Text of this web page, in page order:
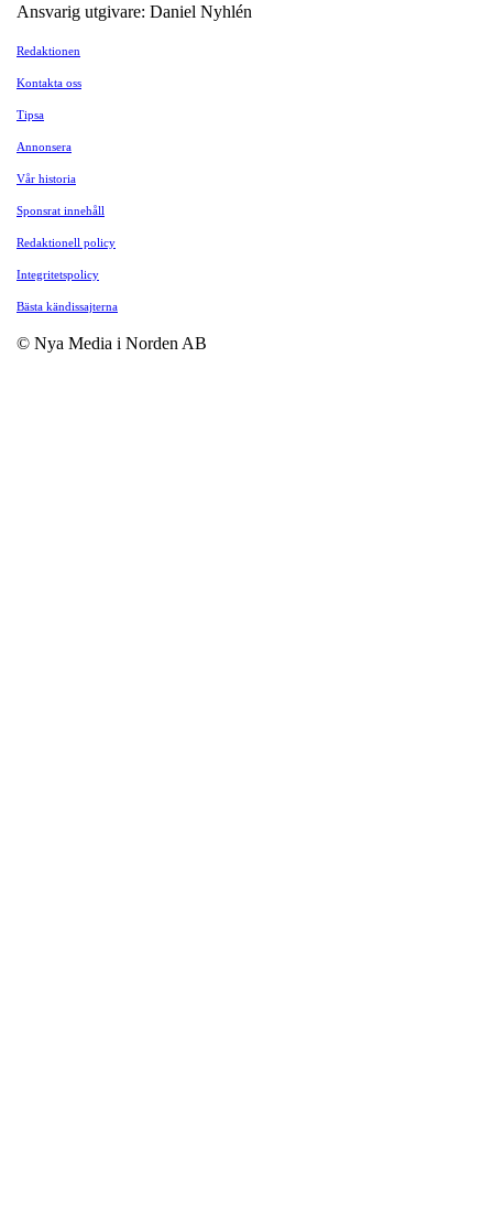
Ansvarig utgivare: Daniel Nyhlén
Redaktionen
Kontakta oss
Tipsa
Annonsera
Vår historia
Sponsrat innehåll
Redaktionell policy
Integritetspolicy
Bästa kändissajterna
© Nya Media i Norden AB